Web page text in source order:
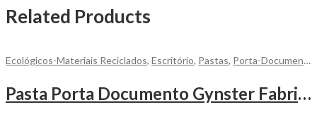
Related Products
Ecológicos-Materiais Reciclados, Escritório, Pastas, Porta-Documentos
Pasta Porta Documento Gynster Fabricado em PP Reciclado para Personalizar